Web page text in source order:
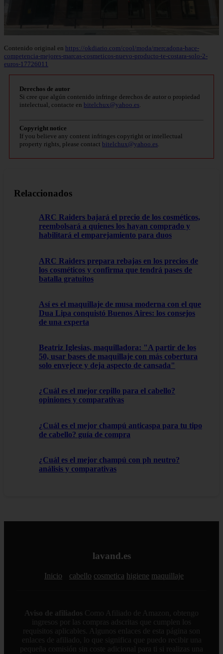
Contenido original en https://okdiario.com/cool/moda/mercadona-hace-
competencia-mejores-marcas-cosmeticos-nuevo-producto-te-costara-solo-2-
euros-17726011
Derechos de autor
Si cree que algún contenido infringe derechos de autor o propiedad
intelectual, contacte en bitelchux@yahoo.es
Copyright notice
If you believe any content infringes copyright or intellectual
property rights, please contact bitelchux@yahoo.es
Relaccionados
ARC Raiders bajará el precio de los cosméticos,
reembolsará a quienes los hayan comprado y
habilitará el emparejamiento para duos
ARC Raiders prepara rebajas en los precios de
los cosméticos y confirma que tendrá pases de
batalla gratuitos
Así es el maquillaje de musa moderna con el que
Dua Lipa conquistó Buenos Aires: los consejos
de una experta
Beatriz Iglesias, maquilladora: "A partir de los
50, usar bases de maquillaje con más cobertura
solo envejece y deja aspecto de cansada"
¿Cuál es el mejor cepillo para el cabello?
opiniones y comparativas
¿Cuál es el mejor champú anticaspa para tu tipo
de cabello? guía de compra
¿Cuál es el mejor champú con ph neutro?
análisis y comparativas
lavand.es
Inicio cabello cosmetica higiene maquillaje
Aviso de afiliados Como Afiliado de Amazon, obtengo
ingresos por las compras adscritas que cumplen los
requisitos aplicables. Algunos enlaces de esta página son
enlaces de afiliado, lo que significa que puedo recibir una
pequeña comisión sin coste adicional para ti si realizas una